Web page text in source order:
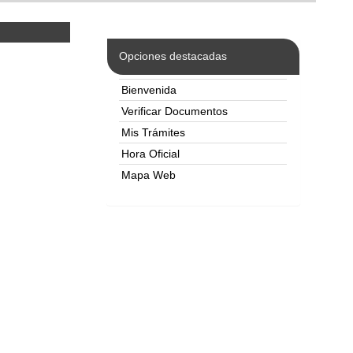
Opciones destacadas
Bienvenida
Verificar Documentos
Mis Trámites
Hora Oficial
Mapa Web